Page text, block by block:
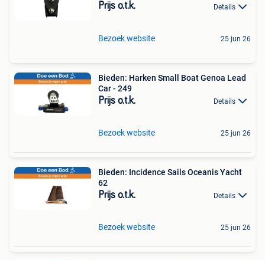
Prijs o.t.k. Details
Bezoek website 25 jun 26
Bieden: Harken Small Boat Genoa Lead
Car - 249
Prijs o.t.k. Details
Bezoek website 25 jun 26
Bieden: Incidence Sails Oceanis Yacht
62
Prijs o.t.k. Details
Bezoek website 25 jun 26